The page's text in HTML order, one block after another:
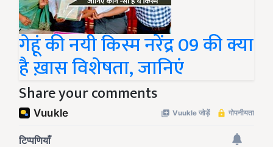
गेहूं की नयी किस्म नरेंद्र 09 की क्या
है ख़ास विशेषता, जानिएं
Share your comments